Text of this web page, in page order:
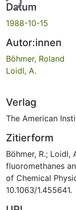
Datum
1988-10-15
Autor:innen
Böhmer, Roland
Loidl, A.
Verlag
The American
Zitierform
Böhmer, R.;
fluoromethanes
of Chemical
10.1063/1.455641.